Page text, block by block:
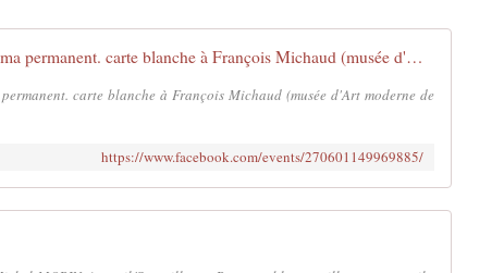
Visite de l'exposition "Cinéma permanent. carte blanche à François Michaud (musée d'Art moderne de la Ville de Paris)"
carte blanche à François Michaud (musée d'Art moderne de
https://www.facebook.com/events/270601149969885/